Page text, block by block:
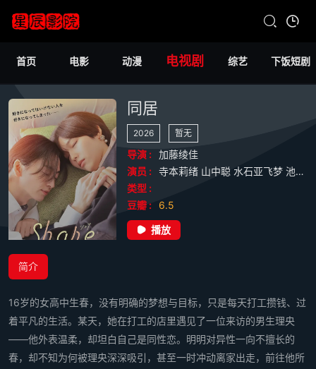
首页 电影 动漫 电视剧 综艺 下饭短剧
同居
2026 暂无
导演 :
加藤绫佳
演员 :
寺本莉绪 山中聪 水石亚飞梦 池田匡志
类型 :
豆瓣 :
6.5
播放
简介
16岁的女高中生春，没有明确的梦想与目标，只是每天打工攒钱、过
着平凡的生活。某天，她在打工的店里遇见了一位来访的男生理央
——他外表温柔，却坦白自己是同性恋。明明对异性一向不擅长的
春，却不知为何被理央深深吸引，甚至一时冲动离家出走，前往他所